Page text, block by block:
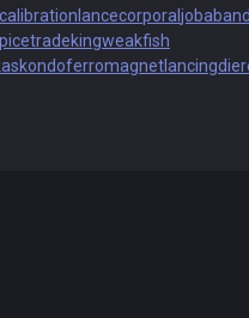
lancecorporal
kingweakfish
kondoferromagnetlancingdie